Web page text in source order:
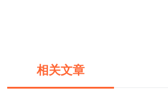
相关文章